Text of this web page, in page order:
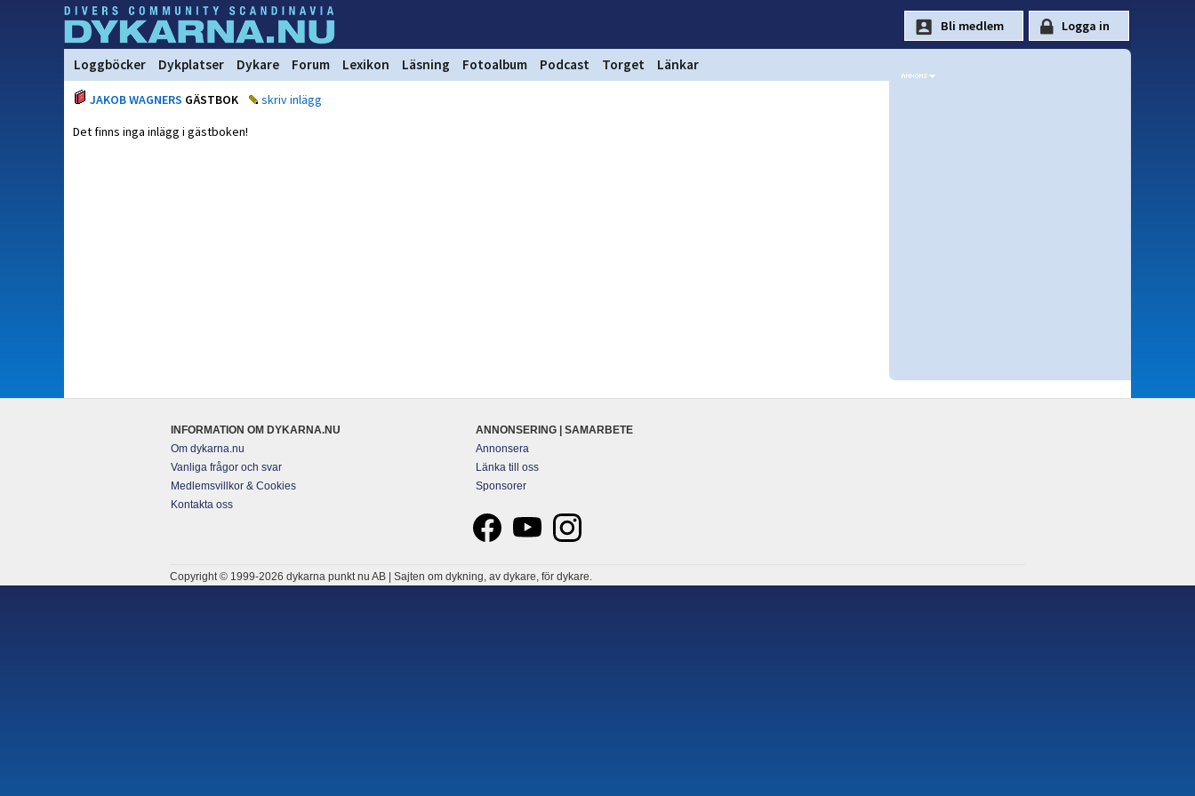
Loggböcker Dykplatser Dykare Forum Lexikon Läsning Fotoalbum Podcast Torget Länkar
JAKOB WAGNERS GÄSTBOK
skriv inlägg
Det finns inga inlägg i gästboken!
INFORMATION OM DYKARNA.NU
Om dykarna.nu
Vanliga frågor och svar
Medlemsvillkor & Cookies
Kontakta oss
ANNONSERING | SAMARBETE
Annonsera
Länka till oss
Sponsorer
Copyright © 1999-2026 dykarna punkt nu AB | Sajten om dykning, av dykare, för dykare.